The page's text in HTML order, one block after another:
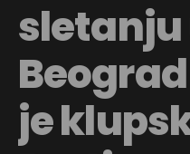
sletanju
je